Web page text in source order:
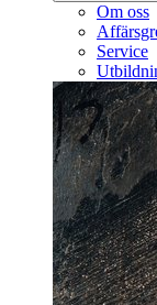
Om oss
Service